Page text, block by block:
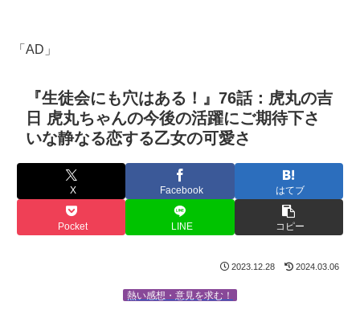
「AD」
『生徒会にも穴はある！』76話：虎丸の吉
日 虎丸ちゃんの今後の活躍にご期待下さ
いな静なる恋する乙女の可愛さ
X Facebook はてブ
Pocket LINE コピー
2023.12.28 2024.03.06
熱い感想・意見を求む！